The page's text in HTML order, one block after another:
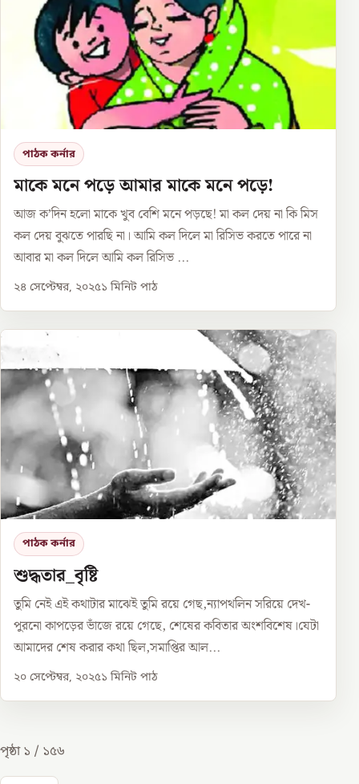
পাঠক কর্নার
মাকে মনে পড়ে আমার মাকে মনে পড়ে!
আজ ক’দিন হলো মাকে খুব বেশি মনে পড়ছে! মা কল দেয় না কি মিস
কল দেয় বুঝতে পারছি না। আমি কল দিলে মা রিসিভ করতে পারে না
আবার মা কল দিলে আমি কল রিসিভ ...
২৪ সেপ্টেম্বর, ২০২৫১ মিনিট পাঠ
পাঠক কর্নার
শুদ্ধতার_বৃষ্টি
তুমি নেই এই কথাটার মাঝেই তুমি রয়ে গেছ,ন্যাপথলিন সরিয়ে দেখ-
পুরনো কাপড়ের ভাঁজে রয়ে গেছে, শেষের কবিতার অংশবিশেষ।যেটা
আমাদের শেষ করার কথা ছিল,সমাপ্তির আল...
২০ সেপ্টেম্বর, ২০২৫১ মিনিট পাঠ
পৃষ্ঠা১ / ১৫৬